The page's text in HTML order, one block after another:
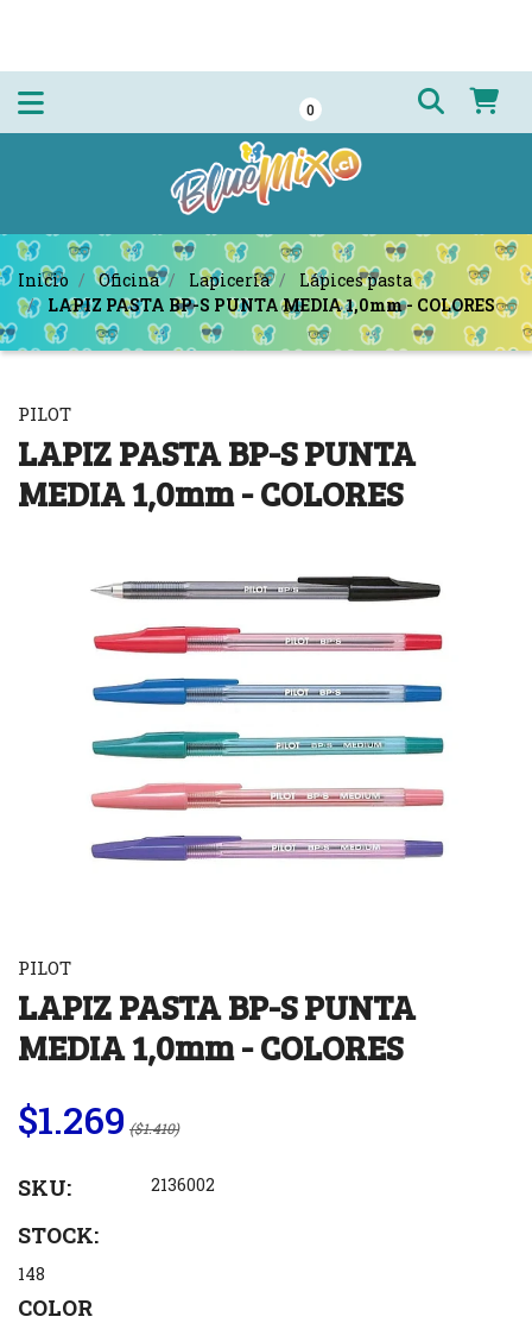
0
Inicio Oficina Lapicería
Lápices pasta
LAPIZ PASTA BP-S PUNTA MEDIA 1,0mm - COLORES
PILOT
LAPIZ PASTA BP-S PUNTA
MEDIA 1,0mm - COLORES
PILOT
LAPIZ PASTA BP-S PUNTA
MEDIA 1,0mm - COLORES
$1.269 ($1.410)
SKU: 2136002
STOCK:
148
COLOR